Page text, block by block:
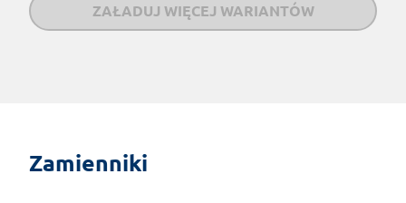
ZAŁADUJ WIĘCEJ WARIANTÓW
Zamienniki